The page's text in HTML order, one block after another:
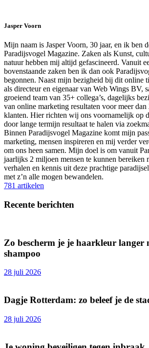
Jasper Voorn
Mijn naam is Jasper Voorn, 30 jaar, en ik ben
Paradijsvogel Magazine. Zaken als Kunst,
natuur hebben mij altijd gefascineerd. Vanuit
bovenstaande zaken ben ik dan ook
begonnen. Naast mijn bezigheid bij dit online
als directeur en eigenaar van Web Wings BV,
groeiend team van 35+ collega’s, dagelijks
van online marketing resultaten voor meer
klanten. Hier richten wij ons voornamelijk op
door lange termijn resultaat te halen via
Binnen Paradijsvogel Magazine komt mijn
marketing, mensen inspireren en mij verder
om ons heen samen. Mijn doel is om vanuit
jaarlijks 2 miljoen mensen te kunnen bereiken
verhalen en kennis uit deze prachtige
met z’n alle mogen bewandelen.
781 artikelen
Recente berichten
Zo bescherm je je haarkleur langer
shampoo
28 juli 2026
Dagje Rotterdam: zo beleef je de
28 juli 2026